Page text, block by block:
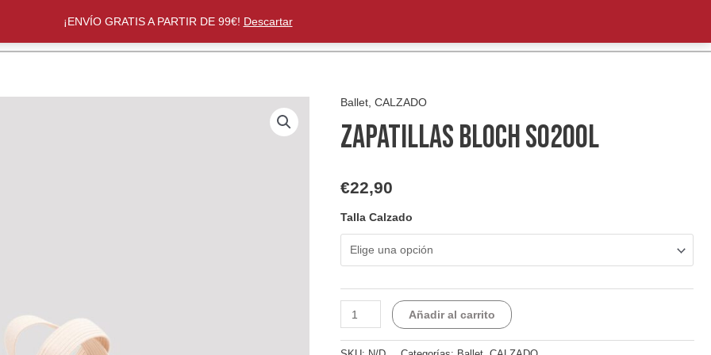
Ballet ,CALZADO
ZAPATILLAS BLOCH S0200L
€22,90
Talla Calzado
ZAPATILLAS
BLOCH
S0200L
Añadir al carrito
¡ENVÍO GRATIS A PARTIR DE 99€! Descartar